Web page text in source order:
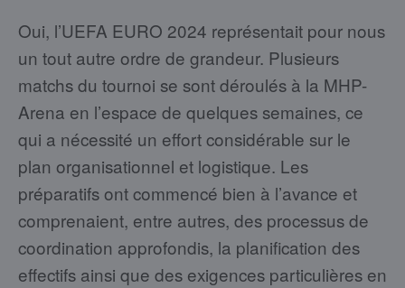
Oui, l’UEFA EURO 2024 représentait pour nous
un tout autre ordre de grandeur. Plusieurs
matchs du tournoi se sont déroulés à la MHP-
Arena en l’espace de quelques semaines, ce
qui a nécessité un effort considérable sur le
plan organisationnel et logistique. Les
préparatifs ont commencé bien à l’avance et
comprenaient, entre autres, des processus de
coordination approfondis, la planification des
effectifs ainsi que des exigences particulières en